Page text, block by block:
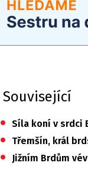
Související
• Síla koní v srdci
• Třemšín, král
• Jižním Brdům